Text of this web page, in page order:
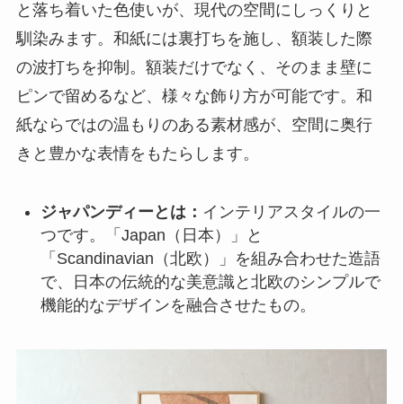
と落ち着いた色使いが、現代の空間にしっくりと
馴染みます。和紙には裏打ちを施し、額装した際
の波打ちを抑制。額装だけでなく、そのまま壁に
ピンで留めるなど、様々な飾り方が可能です。和
紙ならではの温もりのある素材感が、空間に奥行
きと豊かな表情をもたらします。
ジャパンディーとは： インテリアスタイルの一
つです。「Japan（日本）」と
「Scandinavian（北欧）」を組み合わせた造語
で、日本の伝統的な美意識と北欧のシンプルで
機能的なデザインを融合させたもの。